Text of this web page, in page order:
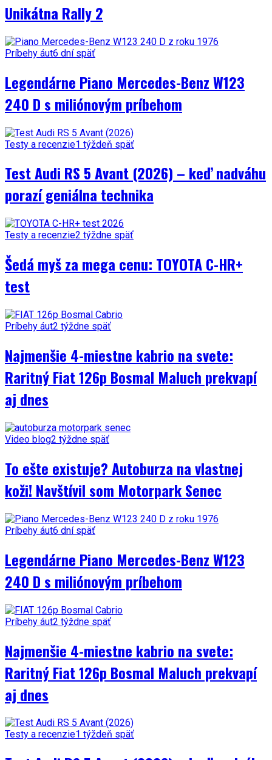
Unikátna Rally 2
Príbehy áut6 dní späť
Legendárne Piano Mercedes-Benz W123
240 D s miliónovým príbehom
Testy a recenzie1 týždeň späť
Test Audi RS 5 Avant (2026) – keď nadváhu
porazí geniálna technika
Testy a recenzie2 týždne späť
Šedá myš za mega cenu: TOYOTA C-HR+
test
Príbehy áut2 týždne späť
Najmenšie 4-miestne kabrio na svete:
Raritný Fiat 126p Bosmal Maluch prekvapí
aj dnes
Video blog2 týždne späť
To ešte existuje? Autoburza na vlastnej
koži! Navštívil som Motorpark Senec
Príbehy áut6 dní späť
Legendárne Piano Mercedes-Benz W123
240 D s miliónovým príbehom
Príbehy áut2 týždne späť
Najmenšie 4-miestne kabrio na svete:
Raritný Fiat 126p Bosmal Maluch prekvapí
aj dnes
Testy a recenzie1 týždeň späť